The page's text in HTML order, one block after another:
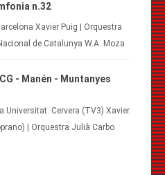
n.32
Xavier Puig | Orquestra
de Catalunya W.A. Moza
- Manén - Muntanyes
Universitat. Cervera (TV3) Xavier
| Orquestra Julià Carbo